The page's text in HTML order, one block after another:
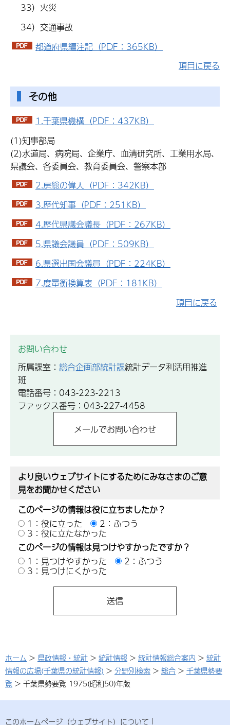
33）火災
34）交通事故
都道府県編注記（PDF：365KB）
項目に戻る
その他
1.千葉県機構（PDF：437KB）
(1)知事部局
(2)水道局、病院局、企業庁、血清研究所、工業用水局、
県議会、各委員会、教育委員会、警察本部
2.房総の偉人（PDF：342KB）
3.歴代知事（PDF：251KB）
4.歴代県議会議長（PDF：267KB）
5.県議会議員（PDF：509KB）
6.県選出国会議員（PDF：224KB）
7.度量衡換算表（PDF：181KB）
項目に戻る
お問い合わせ
所属課室： 総合企画部統計課統計データ利活用推進
班
電話番号：043-223-2213
ファックス番号：043-227-4458
より良いウェブサイトにするためにみなさまのご意
見をお聞かせください
このページの情報は役に立ちましたか？
1：役に立った
2：ふつう
3：役に立たなかった
このページの情報は見つけやすかったですか？
1：見つけやすかった
2：ふつう
3：見つけにくかった
ホーム > 県政情報・統計 > 統計情報 > 統計情報総合案内 > 統計
情報の広場(千葉県の統計情報) > 分野別検索 > 総合 > 千葉県勢要
覧 > 千葉県勢要覧 1975(昭和50)年版
このホームページ（ウェブサイト）について